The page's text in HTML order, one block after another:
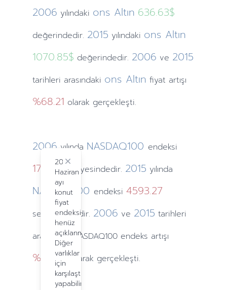
2006 yılındaki ons Altın 636.63$
değerindedir. 2015 yılındaki ons Altın
1070.85$ değerindedir. 2006 ve 2015
tarihleri arasındaki ons Altın fiyat artışı
%68.21 olarak gerçekleşti.
2024
Haziran
ayı
konut
fiyat
endeksi
henüz
açıklanmadı.
Diğer
varlıklar
için
karşılaştırma
yapabilirsiniz.
Close
2006 yılında NASDAQ100 endeksi
1756.9seviyesindedir. 2015 yılında
NASDAQ100 endeksi 4593.27
seviyesindedir. 2006 ve 2015 tarihleri
arasındaki NASDAQ100 endeks artışı
%161.44olarak gerçekleşti.